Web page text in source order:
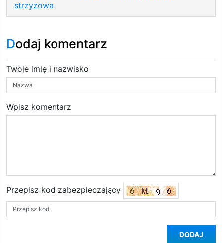
strzyzowa
Dodaj komentarz
Twoje imię i nazwisko
Wpisz komentarz
Przepisz kod zabezpieczający
DODAJ